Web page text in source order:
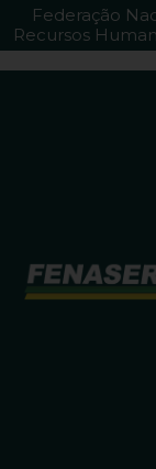
Federação
Recursos